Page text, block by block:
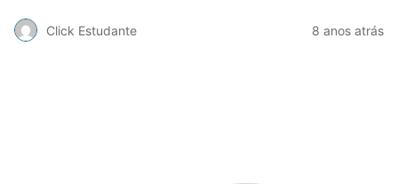
Click Estudante 8 anos atrás